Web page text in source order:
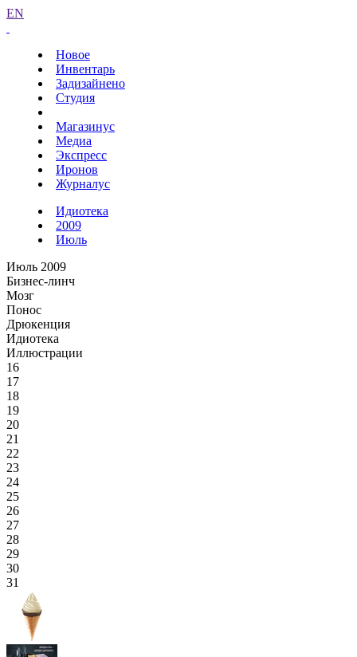
EN
Новое
Инвентарь
Задизайнено
Студия
Магазинус
Медиа
Экспресс
Иронов
Журналус
Идиотека
2009
Июль
Июль 2009
Бизнес-линч
Мозг
Понос
Дрюкенция
Идиотека
Иллюстрации
16
17
18
19
20
21
22
23
24
25
26
27
28
29
30
31